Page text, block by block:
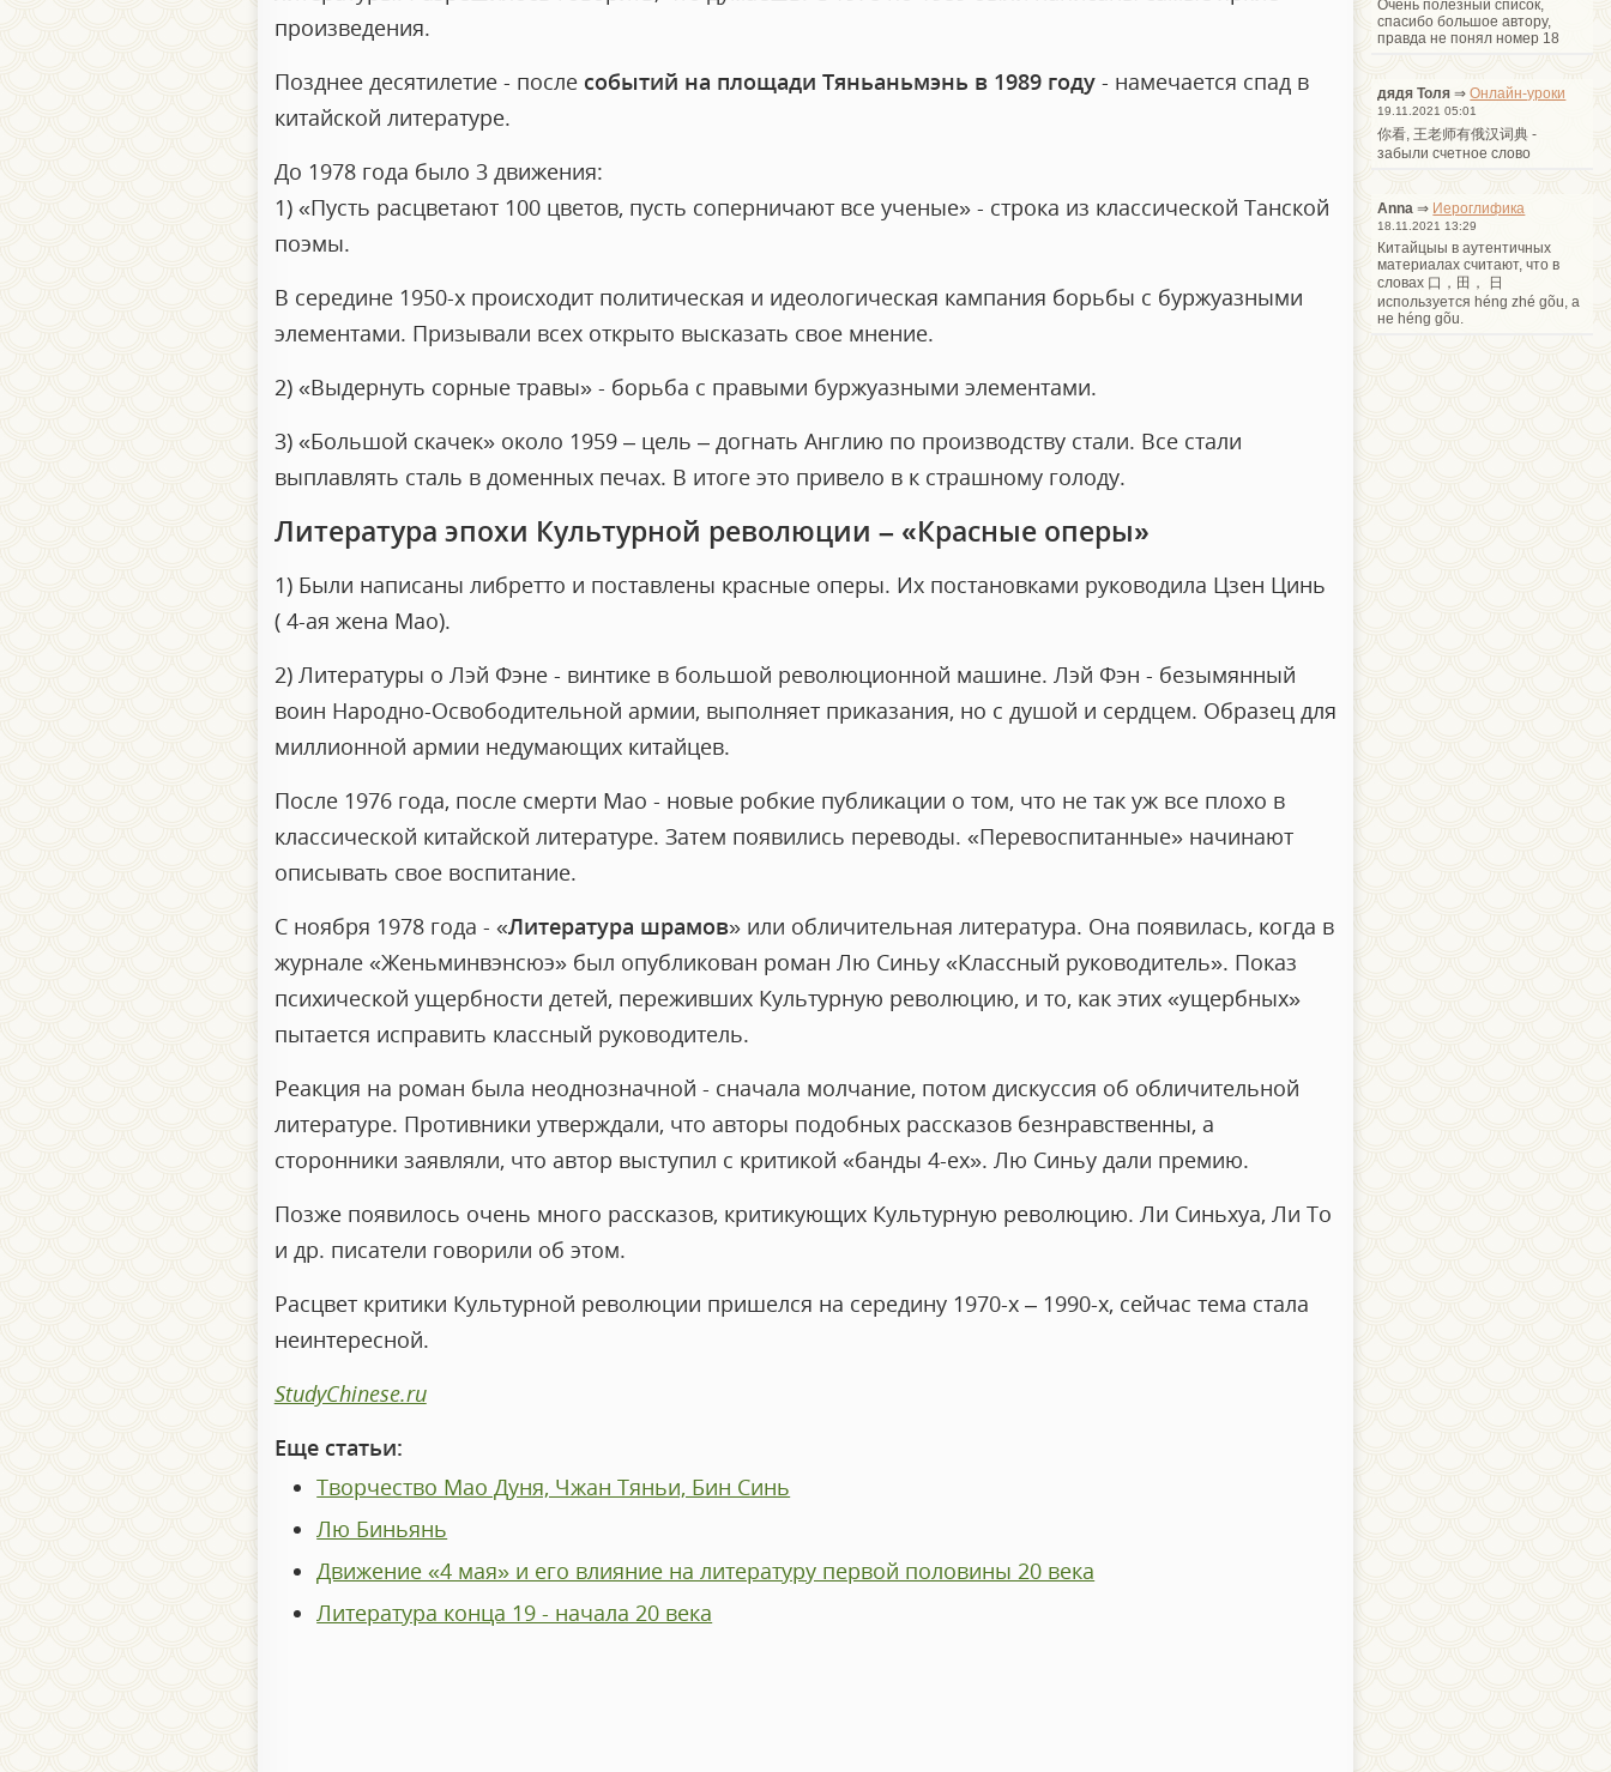
произведения.
Позднее десятилетие - после событий на площади Тяньаньмэнь в 1989 году- намечается спад в
китайской литературе.
До 1978 года было 3 движения:
1) «Пусть расцветают 100 цветов, пусть соперничают все ученые» - строка из классической Танской
поэмы.
В середине 1950-х происходит политическая и идеологическая кампания борьбы с буржуазными
элементами. Призывали всех открыто высказать свое мнение.
2) «Выдернуть сорные травы» - борьба с правыми буржуазными элементами.
3) «Большой скачек» около 1959 – цель – догнать Англию по производству стали. Все стали
выплавлять сталь в доменных печах. В итоге это привело в к страшному голоду.
Литература эпохи Культурной революции – «Красные оперы»
1) Были написаны либретто и поставлены красные оперы. Их постановками руководила Цзен Цинь
( 4-ая жена Мао).
2) Литературы о Лэй Фэне - винтике в большой революционной машине. Лэй Фэн - безымянный
воин Народно-Освободительной армии, выполняет приказания, но с душой и сердцем. Образец для
миллионной армии недумающих китайцев.
После 1976 года, после смерти Мао - новые робкие публикации о том, что не так уж все плохо в
классической китайской литературе. Затем появились переводы. «Перевоспитанные» начинают
описывать свое воспитание.
С ноября 1978 года - «Литература шрамов» или обличительная литература. Она появилась, когда в
журнале «Женьминвэнсюэ» был опубликован роман Лю Синьу «Классный руководитель». Показ
психической ущербности детей, переживших Культурную революцию, и то, как этих «ущербных»
пытается исправить классный руководитель.
Реакция на роман была неоднозначной - сначала молчание, потом дискуссия об обличительной
литературе. Противники утверждали, что авторы подобных рассказов безнравственны, а
сторонники заявляли, что автор выступил с критикой «банды 4-ех». Лю Синьу дали премию.
Позже появилось очень много рассказов, критикующих Культурную революцию. Ли Синьхуа, Ли То
и др. писатели говорили об этом.
Расцвет критики Культурной революции пришелся на середину 1970-х – 1990-х, сейчас тема стала
неинтересной.
StudyChinese.ru
Еще статьи:
Творчество Мао Дуня, Чжан Тяньи, Бин Синь
Лю Биньянь
Движение «4 мая» и его влияние на литературу первой половины 20 века
Литература конца 19 - начала 20 века
Очень полезный список,
спасибо большое автору,
правда не понял номер 18
дядя Толя ⇒Онлайн-уроки
19.11.2021 05:01
你看, 王老师有俄汉词典 -
забыли счетное слово
Anna ⇒ Иероглифика
18.11.2021 13:29
Китайцыы в аутентичных
материалах считают, что в
словах 口，田， 日
используется héng zhé gõu, а
не héng gõu.